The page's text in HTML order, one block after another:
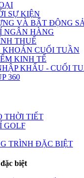
SỰ KIỆN
VÀ BẤT ĐỘNG
NGÂN HÀNG
THUẾ
KHOÁN CUỐI TUẦN
KINH TẾ
KHẨU - CUỐI
360
THỜI TIẾT
GOLF
TRÌNH ĐẶC BIỆT
biệt